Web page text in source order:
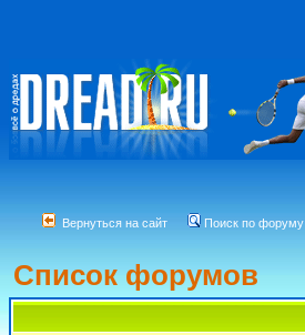
Вернуться на сайт Поиск по форуму
Список форумов